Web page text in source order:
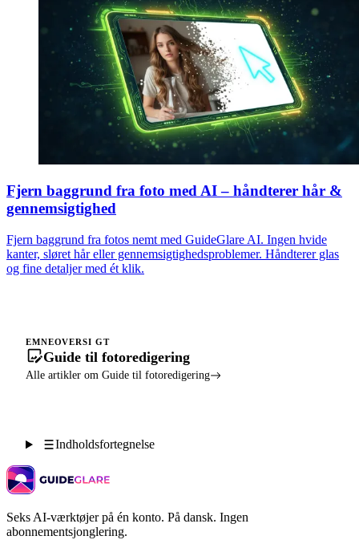
Fjern baggrund fra foto med AI – håndterer hår &
gennemsigtighed
Fjern baggrund fra fotos nemt med GuideGlare AI. Ingen hvide
kanter, sløret hår eller gennemsigtighedsproblemer. Håndterer glas
og fine detaljer med ét klik.
EMNEOVERSI GT
Guide til fotoredigering
Alle artikler om Guide til fotoredigering
Indholdsfortegnelse
Seks AI-værktøjer på én konto. På dansk. Ingen
abonnementsjonglering.